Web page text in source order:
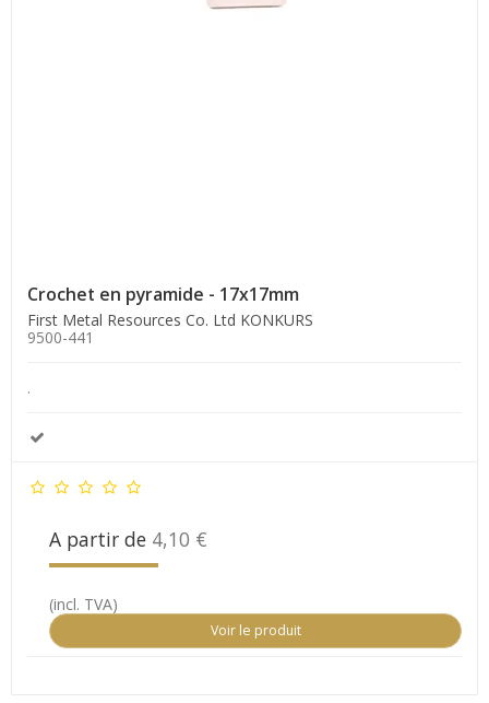
Crochet en pyramide - 17x17mm
First Metal Resources Co. Ltd KONKURS
9500-441
.
A partir de 4,10 €
(incl. TVA)
Voir le produit